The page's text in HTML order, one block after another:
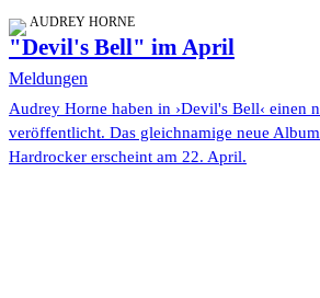
AUDREY HORNE
"Devil's Bell" im April
Meldungen
Audrey Horne haben in ›Devil's Bell‹ einen
veröffentlicht. Das gleichnamige neue
Hardrocker erscheint am 22. April.